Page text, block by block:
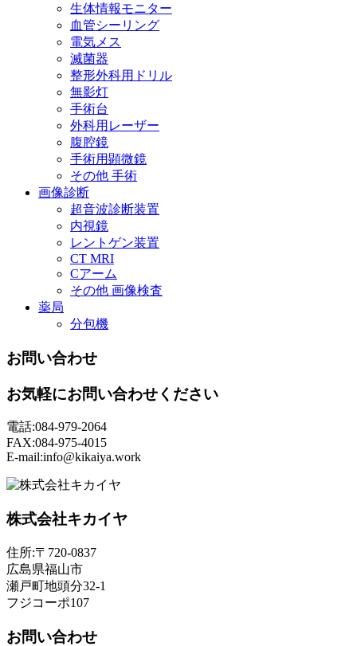
生体情報モニター
血管シーリング
電気メス
滅菌器
整形外科用ドリル
無影灯
手術台
外科用レーザー
腹腔鏡
手術用顕微鏡
その他 手術
画像診断
超音波診断装置
内視鏡
レントゲン装置
CT MRI
Cアーム
その他 画像検査
薬局
分包機
お問い合わせ
お気軽にお問い合わせください
電話:084-979-2064
FAX:084-975-4015
E-mail:info@kikaiya.work
株式会社キカイヤ
住所:〒720-0837
広島県福山市
瀬戸町地頭分32-1
フジコーポ107
お問い合わせ